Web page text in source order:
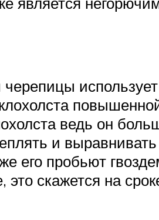
ведь он
и выравнивать
его пробьют
скажется на